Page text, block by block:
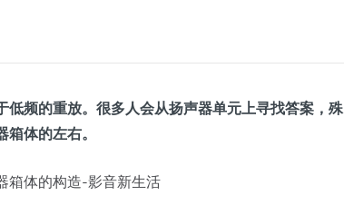
频的重放。很多人会从扬声器单元上寻找答案，殊
体的左右。